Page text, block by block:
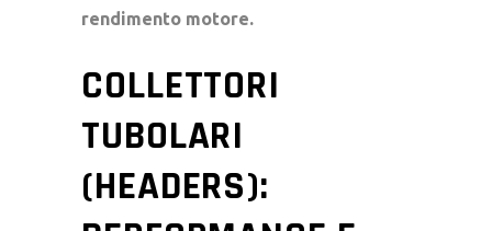
rendimento motore.
COLLETTORI
TUBOLARI
(HEADERS):